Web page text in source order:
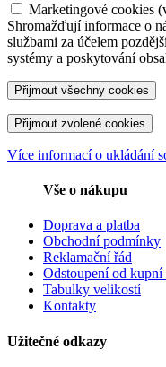
Marketingové cookies (
Shromažďují informace o
službami za účelem
systémy a poskytování
Více informací o ukládání
Vše o nákupu
Doprava a platba
Obchodní podmínky
Reklamační řád
Odstoupení od
Tabulky velikostí
Kontakty
Užitečné odkazy